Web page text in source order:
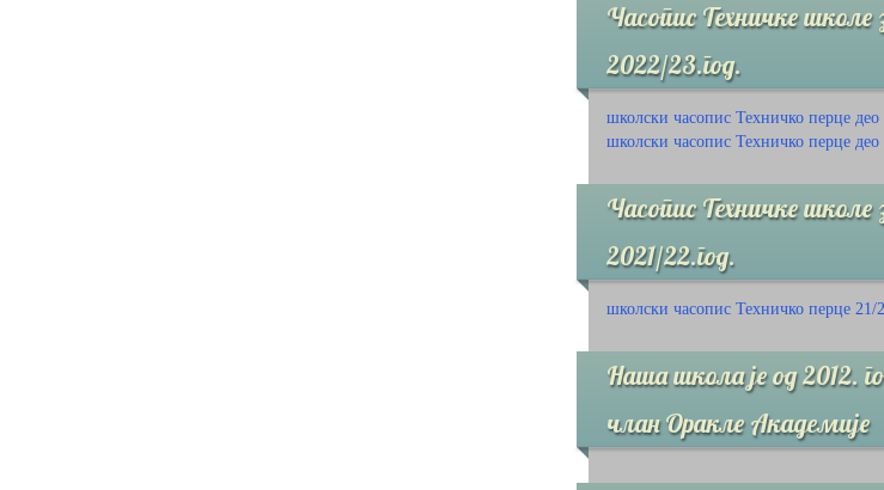
Часопис Техничке школе
2022/23.год.
школски часопис Техничко перце део
школски часопис Техничко перце део
Часопис Техничке школе
2021/22.год.
школски часопис Техничко перце 21/
Наша школа је од 2012.
члан Оракле Академије